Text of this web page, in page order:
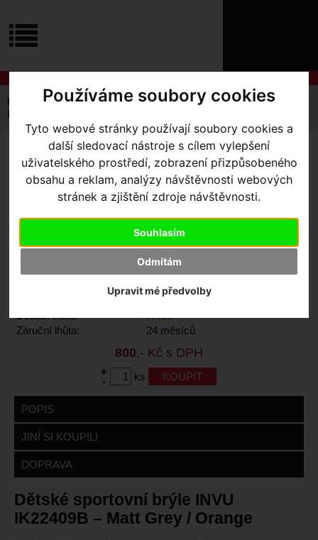
Používáme soubory cookies
Tyto webové stránky používají soubory cookies a
další sledovací nástroje s cílem vylepšení
uživatelského prostředí, zobrazení přizpůsobeného
obsahu a reklam, analýzy návštěvnosti webových
stránek a zjištění zdroje návštěvnosti.
Souhlasím
Odmítám
Upravit mé předvolby
O
REGISTRACE
ZTRATILI
Úvodní strana Výbava pro jezdce
Brýle
Dětské sportovní brýle INVU IK22409B – Matt Grey / Orange
DĚTSKÉ SPORTOVNÍ
BRÝLE INVU IK22409B –
MATT GREY / ORANGE
IK224098
Ano, v Olomouci
Dodací lhůta:
IHNED
Záruční lhůta: 24 měsíců
800,- Kč s DPH
+
-
ks
POPIS
JINÍ SI KOUPILI
DOPRAVA
Dětské sportovní brýle INVU
IK22409B – Matt Grey / Orange